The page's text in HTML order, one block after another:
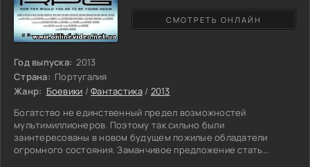
Год выпуска: 2013
Страна: Португалия
Жанр: Боевики /Фантастика/ 2013
Богатство не единственный предел возможностей
мультимиллионеров. Поэтому так сильно были
заинтересованы в новом будущем пожилые обладатели
огромного состояния. Заманчивое предложение стать
СМОТРЕТЬ ОНЛАЙН